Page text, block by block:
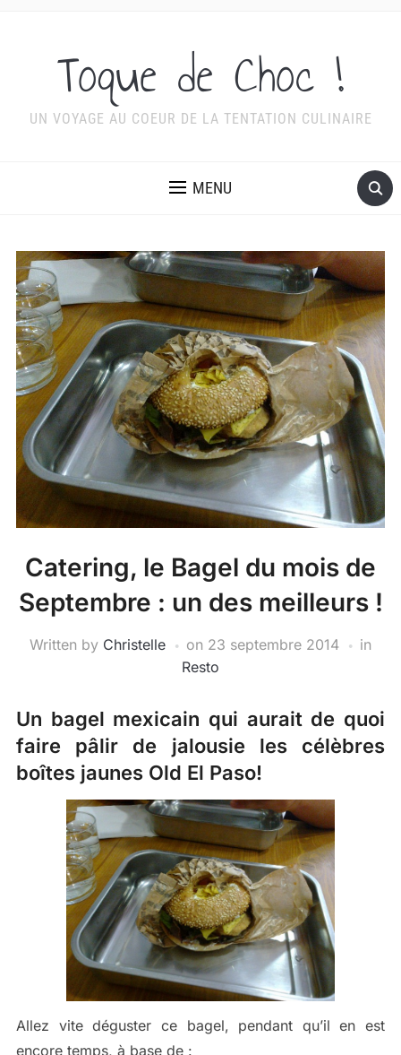
Toque de Choc !
UN VOYAGE AU COEUR DE LA TENTATION CULINAIRE
MENU
Catering, le Bagel du mois de
Septembre : un des meilleurs !
Written by Christelle on 23 septembre 2014
in
Resto
Un bagel mexicain qui aurait de quoi
faire pâlir de jalousie les célèbres
boîtes jaunes Old El Paso!
Allez vite déguster ce bagel, pendant qu’il en est
encore temps, à base de :